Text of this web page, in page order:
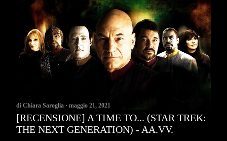
di Chiara Saroglia maggio 21, 2021
[RECENSIONE] A TIME TO... (STAR TREK:
THE NEXT GENERATION) - AA.VV.